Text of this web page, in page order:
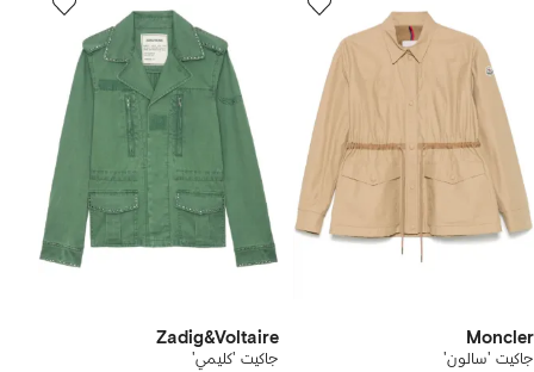
Moncler
جاكيت 'سالون'
Zadig&Voltaire
جاكيت 'كليمي'